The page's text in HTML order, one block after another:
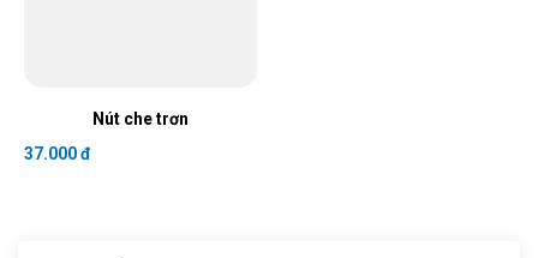
Nút che trơn
37.000 đ